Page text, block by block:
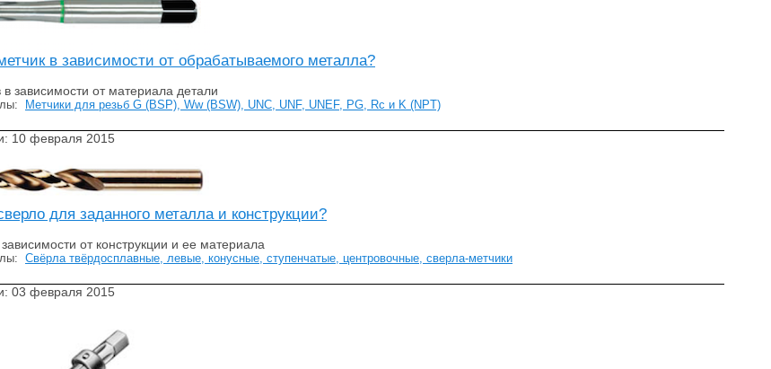
в зависимости от обрабатываемого металла?
зависимости от материала детали
Метчики для резьб G (BSP), Ww (BSW), UNC, UNF, UNEF, PG, Rc и K (NPT)
10 февраля 2015
для заданного металла и конструкции?
от конструкции и ее материала
Свёрла твёрдосплавные, левые, конусные, ступенчатые, центровочные, сверла-метчики
03 февраля 2015